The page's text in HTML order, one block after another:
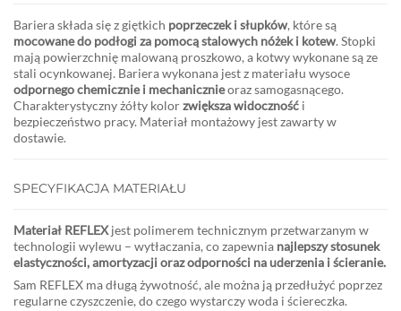
Bariera składa się z giętkich poprzeczek i słupków, które są
mocowane do podłogi za pomocą stalowych nóżek i kotew. Stopki
mają powierzchnię malowaną proszkowo, a kotwy wykonane są ze
stali ocynkowanej. Bariera wykonana jest z materiału wysoce
odpornego chemicznie i mechanicznieoraz samogasnącego.
Charakterystyczny żółty kolorzwiększa widoczność i
bezpieczeństwo pracy. Materiał montażowy jest zawarty w
dostawie.
SPECYFIKACJA MATERIAŁU
Materiał REFLEXjest polimerem technicznym przetwarzanym w
technologii wylewu – wytłaczania, co zapewnia najlepszy stosunek
elastyczności, amortyzacji oraz odporności na uderzenia i ścieranie.
Sam REFLEX ma długą żywotność, ale można ją przedłużyć poprzez
regularne czyszczenie, do czego wystarczy woda i ściereczka.